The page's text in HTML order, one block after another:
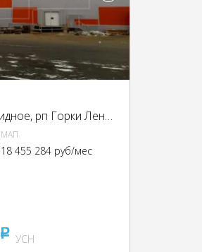
Московская обл, г Видное, рп Горки Ленинские, Промзона Технопарк улица Восточная, Московская обл., промзона Технопарк, Восточная ул.
МАП
18 455 284 руб/мес
pуб
УСН